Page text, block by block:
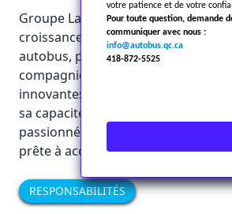
Groupe La Québécoise est une
croissance. Spécialisée dans le
autobus, par avion ainsi que par
compagnie se démarque par ses
innovantes. La force du Groupe La
sa capacité d’adaptation. Son
passionnés de performance est
prête à accueillir un nouveau
RESPONSABILITÉS
votre patience et de votre
Pour toute question, demande
communiquer avec nous :
info@autobus.qc.ca
418-872-5525